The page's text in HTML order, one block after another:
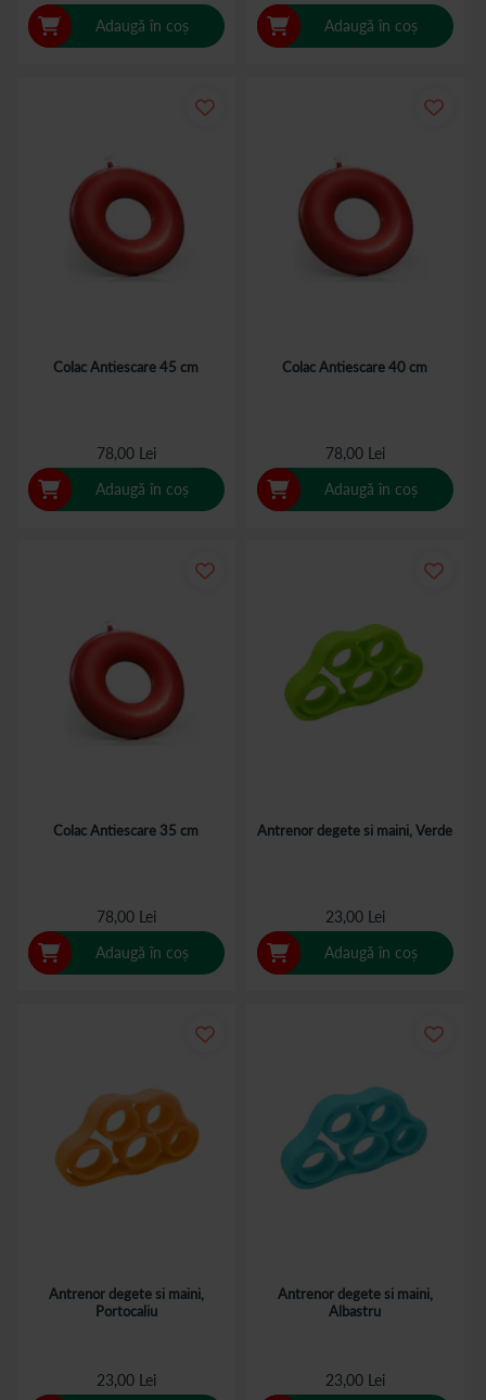
Adaugă în coș
Adaugă în coș
Colac Antiescare 45 cm
78,00 Lei
Adaugă în coș
Colac Antiescare 40 cm
78,00 Lei
Adaugă în coș
Colac Antiescare 35 cm
78,00 Lei
Adaugă în coș
Antrenor degete si maini, Verde
23,00 Lei
Adaugă în coș
Antrenor degete si maini,
Portocaliu
23,00 Lei
Antrenor degete si maini,
Albastru
23,00 Lei